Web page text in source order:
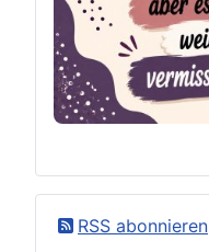
RSS abonnieren